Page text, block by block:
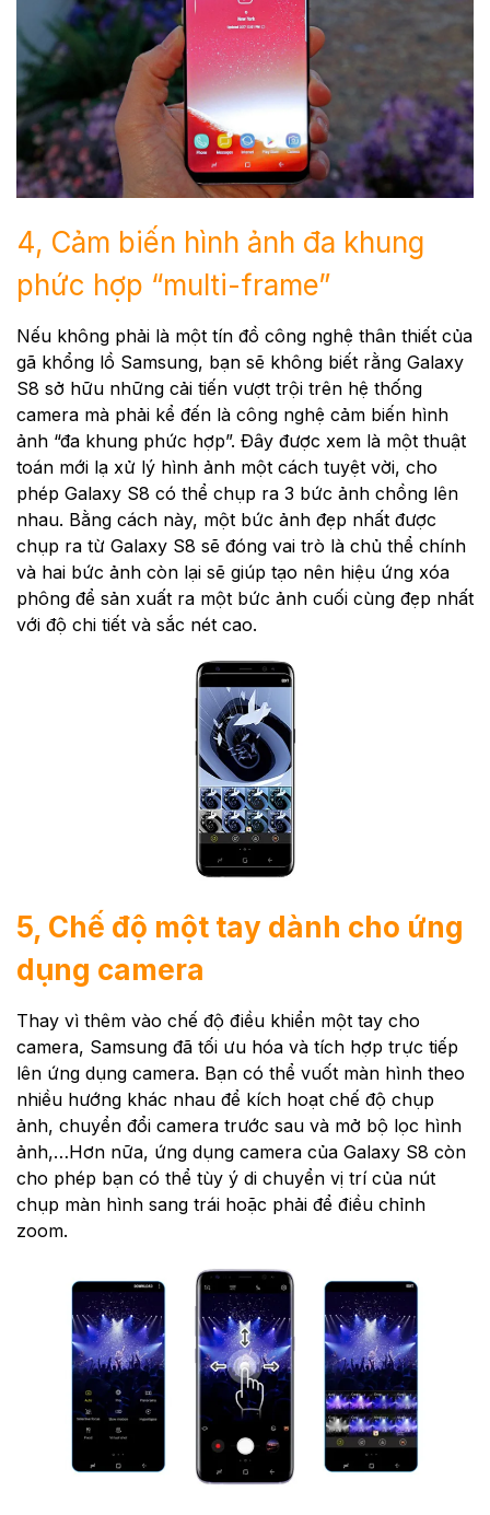
4, Cảm biến hình ảnh đa khung
phức hợp “multi-frame”
Nếu không phải là một tín đồ công nghệ thân thiết của
gã khổng lồ Samsung, bạn sẽ không biết rằng Galaxy
S8 sở hữu những cải tiến vượt trội trên hệ thống
camera mà phải kể đến là công nghệ cảm biến hình
ảnh “đa khung phức hợp”. Đây được xem là một thuật
toán mới lạ xử lý hình ảnh một cách tuyệt vời, cho
phép Galaxy S8 có thể chụp ra 3 bức ảnh chồng lên
nhau. Bằng cách này, một bức ảnh đẹp nhất được
chụp ra từ Galaxy S8 sẽ đóng vai trò là chủ thể chính
và hai bức ảnh còn lại sẽ giúp tạo nên hiệu ứng xóa
phông để sản xuất ra một bức ảnh cuối cùng đẹp nhất
với độ chi tiết và sắc nét cao.
5, Chế độ một tay dành cho ứng
dụng camera
Thay vì thêm vào chế độ điều khiển một tay cho
camera, Samsung đã tối ưu hóa và tích hợp trực tiếp
lên ứng dụng camera. Bạn có thể vuốt màn hình theo
nhiều hướng khác nhau để kích hoạt chế độ chụp
ảnh, chuyển đổi camera trước sau và mở bộ lọc hình
ảnh,…Hơn nữa, ứng dụng camera của Galaxy S8 còn
cho phép bạn có thể tùy ý di chuyển vị trí của nút
chụp màn hình sang trái hoặc phải để điều chỉnh
zoom.